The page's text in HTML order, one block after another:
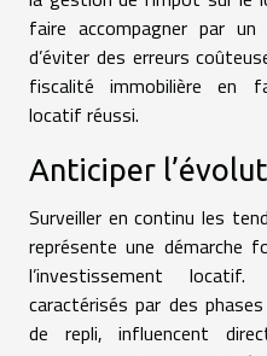
faire accompagner par
d’éviter des erreurs
fiscalité immobilière en
locatif réussi.
Anticiper
Surveiller en continu les
représente une démarche
l’investissement
caractérisés par des
de repli, influencent